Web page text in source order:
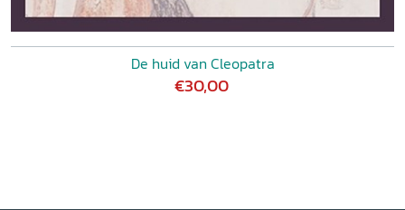
De huid van Cleopatra
€30,00